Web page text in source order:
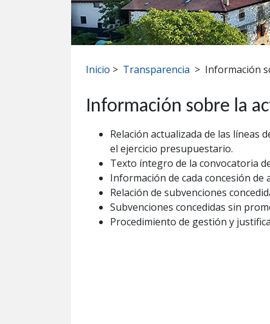
Inicio > Transparencia > Información
Información sobre la
Relación actualizada de las líneas
el ejercicio presupuestario.
Texto íntegro de la convocatoria
Información de cada concesión de
Relación de subvenciones
Subvenciones concedidas sin
Procedimiento de gestión y